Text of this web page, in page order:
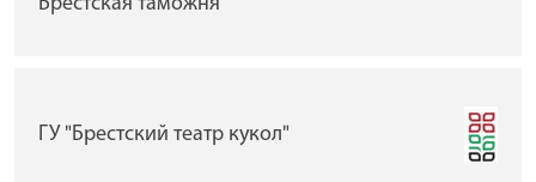
ГУ "Брестский театр кукол"